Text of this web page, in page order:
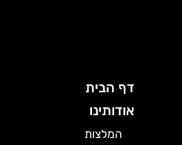
דף הבית
אודותינו
המלצות